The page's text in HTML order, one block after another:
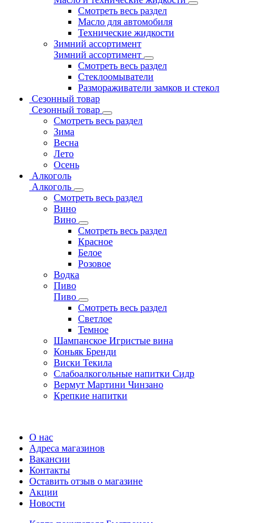
Смотреть весь раздел
Масло для автомобиля
Технические жидкости
Зимний ассортимент
Зимний ассортимент
Смотреть весь раздел
Стеклоомыватели
Размораживатели замков и стекол
Сезонный товар
Сезонный товар
Смотреть весь раздел
Зима
Весна
Лето
Осень
Алкоголь
Алкоголь
Смотреть весь раздел
Вино
Вино
Смотреть весь раздел
Красное
Белое
Розовое
Водка
Пиво
Пиво
Смотреть весь раздел
Cветлое
Темное
Шампанское Игристые вина
Коньяк Бренди
Виски Текила
Слабоалкогольные напитки Сидр
Вермут Мартини Чинзано
Крепкие напитки
О нас
Адреса магазинов
Вакансии
Контакты
Оставить отзыв о магазине
Акции
Новости